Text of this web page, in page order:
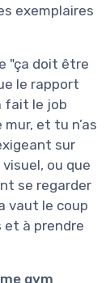
exemplaires
"ça doit être
le rapport
fait le job
et tu n’as
sur
ou que
se regarder
vaut le coup
et à prendre
gym